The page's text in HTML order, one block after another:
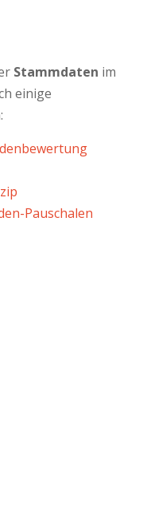
Stammdaten im
einige
Pauschalen